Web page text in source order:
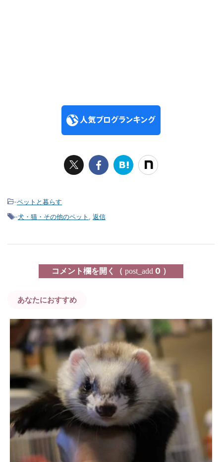
-ペットと暮らす
-犬・猫・その他のペット , 返信
コメント欄を開く（ post_add 0 ）
あなたにおすすめ